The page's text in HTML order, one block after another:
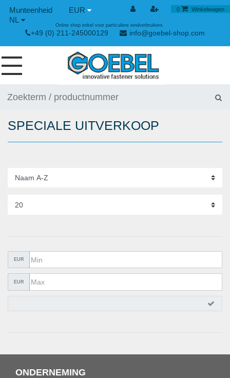
NL
EUR 0 Winkelwagen
SCHROEVEN
GEREEDSCHAPPEN
LIJMEN EN AFDICHTEN
BESCHERMING
+49 (0) 211-245000129 info@goebel-shop.com
Online shop enkel voor particuliere eindverbruikers
SPECIALE UITVERKOOP
EUR
EUR
ONDERNEMING